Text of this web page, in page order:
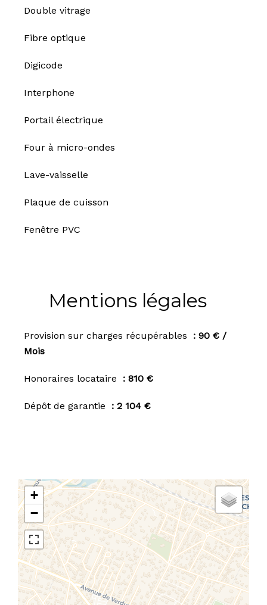
Double vitrage
Fibre optique
Digicode
Interphone
Portail électrique
Four à micro-ondes
Lave-vaisselle
Plaque de cuisson
Fenêtre PVC
Mentions légales
Provision sur charges récupérables
90 € /
Mois
Honoraires locataire 810 €
Dépôt de garantie 2 104 €
+
−